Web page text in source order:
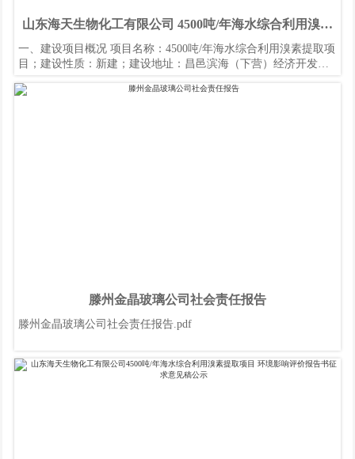
山东海天生物化工有限公司 4500吨/年海水综合利用溴素
提取项目 环境影响评价公众参与报批前公示
一、建设项目概况 项目名称：4500吨/年海水综合利用溴素提取项
目；建设性质：新建；建设地址：昌邑滨海（下营）经济开发区
滕州金晶玻璃公司社会责任报告
滕州金晶玻璃公司社会责任报告.pdf